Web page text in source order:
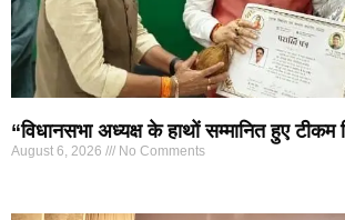
“विधानसभा अध्यक्ष के हाथों सम्मानित हुए टीकम
August 6, 2026 No Comments